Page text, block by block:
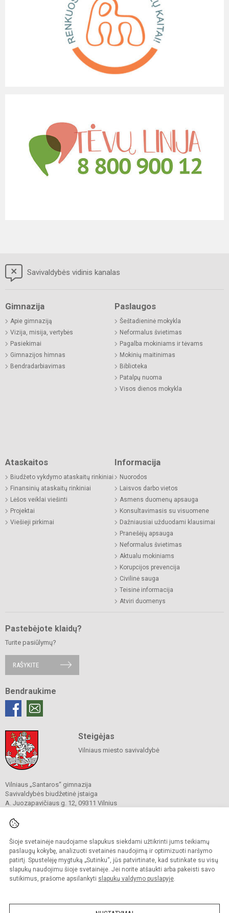
Šioje svetainėje naudojame slapukus siekdami užtikrinti jums teikiamų
paslaugų kokybę, analizuoti svetainės naudojimą ir optimizuoti naršymo
patirtį. Spustelėję mygtuką „Sutinku“, jūs patvirtinate, kad sutinkate su visų
slapukų naudojimu šioje svetainėje. Jei norite atšaukti arba pakeisti savo
sutikimus, prašome apsilankyti slapukų valdymo puslapyje.
Savivaldybės vidinis kanalas
Gimnazija
Apie gimnaziją
Vizija, misija, vertybės
Pasiekimai
Gimnazijos himnas
Bendradarbiavimas
Paslaugos
Šeštadieninė mokykla
Neformalus švietimas
Pagalba mokiniams ir tėvams
Mokinių maitinimas
Biblioteka
Patalpų nuoma
Visos dienos mokykla
Ataskaitos
Biudžeto vykdymo ataskaitų rinkiniai
Finansinių ataskaitų rinkiniai
Lėšos veiklai viešinti
Projektai
Viešieji pirkimai
Informacija
Nuorodos
Laisvos darbo vietos
Asmens duomenų apsauga
Konsultavimasis su visuomene
Dažniausiai užduodami klausimai
Pranešėjų apsauga
Neformalus švietimas
Aktualu mokiniams
Korupcijos prevencija
Civilinė sauga
Teisinė informacija
Atviri duomenys
Pastebėjote klaidų?
Turite pasiūlymų?
RAŠYKITE
Bendraukime
Steigėjas
Vilniaus miesto savivaldybė
Vilniaus „Santaros“ gimnazija
Savivaldybės biudžetinė įstaiga
A. Juozapavičiaus g. 12, 09311 Vilnius
El. p.
Duomenys kaupiami ir saugomi
Juridinių asmenų registre
Įmonės kodas 304089960
Kopijuoti turinį be raštiško gimnazijos sutikimo griežtai draudžiama.